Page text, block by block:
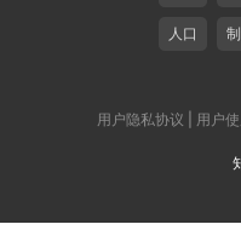
人口
用户隐私协议 用户